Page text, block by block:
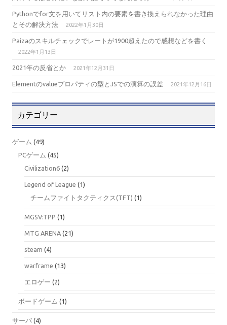
Pythonでfor文を用いてリスト内の要素を書き換えられなかった理由
とその解決方法
2022年1月30日
Paizaのスキルチェックでレートが1900超えたので感想などを書く
2022年1月13日
2021年の反省とか 2021年12月31日
Elementのvalueプロパティの型とJSでの演算の誤差 2021年12月16日
カテゴリー
ゲーム (49)
PCゲーム (45)
Civilization6 (2)
Legend of League (1)
チームファイトタクティクス(TFT) (1)
MGSV:TPP (1)
MTG ARENA (21)
steam (4)
warframe (13)
エロゲー (2)
ボードゲーム (1)
サーバ (4)